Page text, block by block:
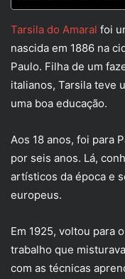
Tarsila do Amaral foi
nascida em 1886 na
Paulo. Filha de um
italianos, Tarsila teve
uma boa educação.
Aos 18 anos, foi para
por seis anos. Lá,
artísticos da época e
europeus.
Em 1925, voltou para
trabalho que
com as técnicas